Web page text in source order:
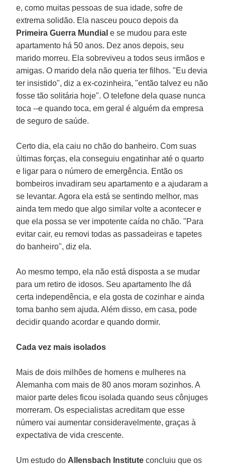
e, como muitas pessoas de sua idade, sofre de
extrema solidão. Ela nasceu pouco depois da
Primeira Guerra Mundial e se mudou para este
apartamento há 50 anos. Dez anos depois, seu
marido morreu. Ela sobreviveu a todos seus irmãos e
amigas. O marido dela não queria ter filhos. "Eu devia
ter insistido", diz a ex-cozinheira, "então talvez eu não
fosse tão solitária hoje". O telefone dela quase nunca
toca --e quando toca, em geral é alguém da empresa
de seguro de saúde.
Certo dia, ela caiu no chão do banheiro. Com suas
últimas forças, ela conseguiu engatinhar até o quarto
e ligar para o número de emergência. Então os
bombeiros invadiram seu apartamento e a ajudaram a
se levantar. Agora ela está se sentindo melhor, mas
ainda tem medo que algo similar volte a acontecer e
que ela possa se ver impotente caída no chão. "Para
evitar cair, eu removi todas as passadeiras e tapetes
do banheiro", diz ela.
Ao mesmo tempo, ela não está disposta a se mudar
para um retiro de idosos. Seu apartamento lhe dá
certa independência, e ela gosta de cozinhar e ainda
toma banho sem ajuda. Além disso, em casa, pode
decidir quando acordar e quando dormir.
Cada vez mais isolados
Mais de dois milhões de homens e mulheres na
Alemanha com mais de 80 anos moram sozinhos. A
maior parte deles ficou isolada quando seus cônjuges
morreram. Os especialistas acreditam que esse
número vai aumentar consideravelmente, graças à
expectativa de vida crescente.
Um estudo do Allensbach Institute concluiu que os